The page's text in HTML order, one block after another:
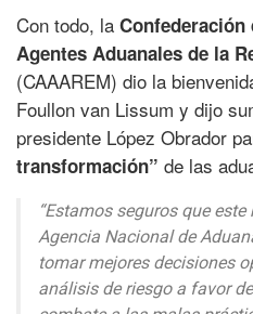
Con todo, la Confederación
Agentes Aduanales de la
(CAAAREM) dio la
Foullon van Lissum y dijo
presidente López Obrador
transformación” de las
“Estamos seguros que
Agencia Nacional de
tomar mejores decisiones
análisis de riesgo a favor